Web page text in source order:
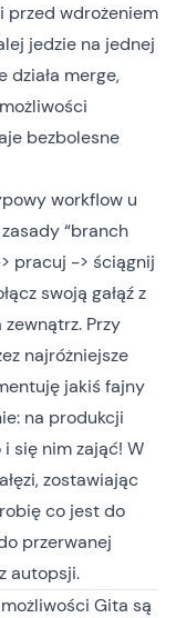
przed wdrożeniem
jedzie na jednej
działa merge,
bezbolesne
workflow u
“branch
pracuj -> ściągnij
swoją gałąź z
Przy
najróżniejsze
jakiś fajny
na produkcji
i się nim zająć! W
zostawiając
co jest do
przerwanej
autopsji.
Gita są